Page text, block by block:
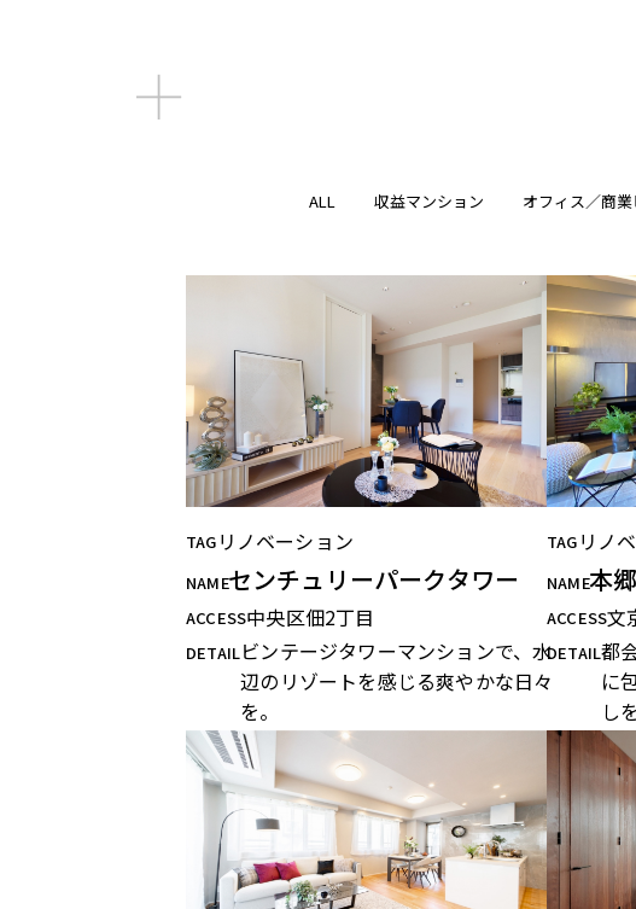
ALL 収益マンション オフィス／商業
TAG リノベーション
NAMEセンチュリーパークタワー
ACCESS中央区佃2丁目
DETAILビンテージタワーマンションで、水
辺のリゾートを感じる爽やかな日々
を。
TAG リノ
NAME本
ACCESS文
DETAIL都
に
し